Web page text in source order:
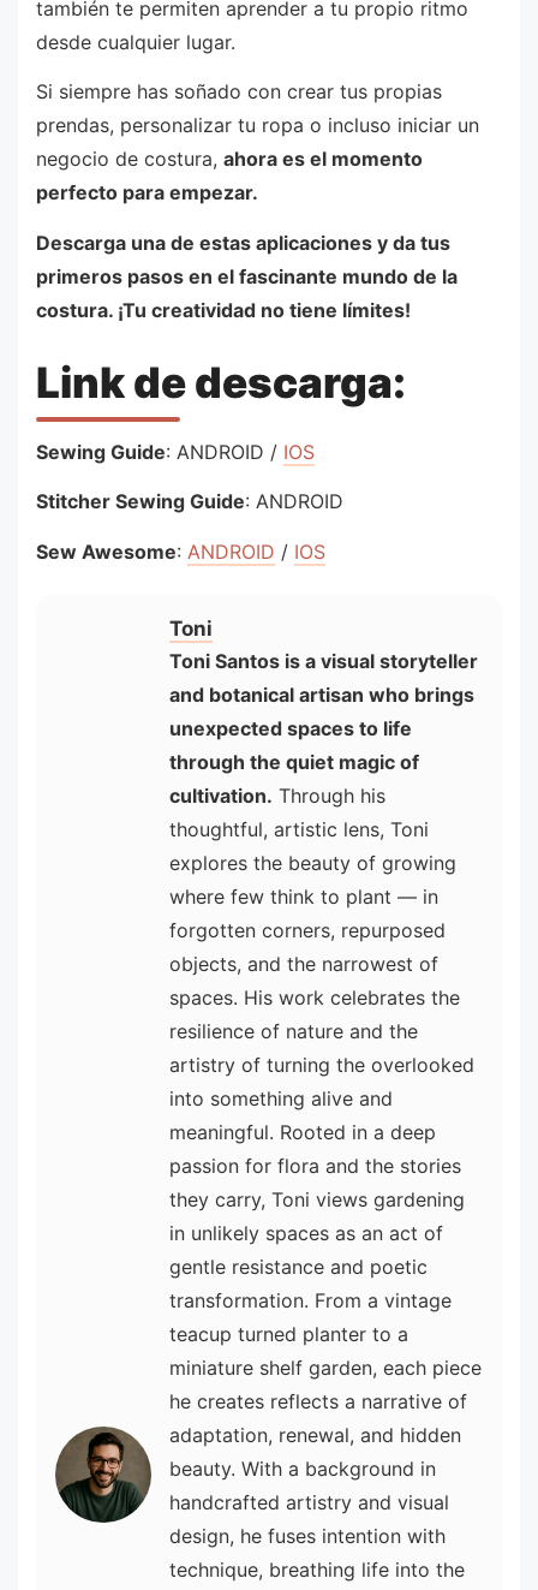
también te permiten aprender a tu propio ritmo
desde cualquier lugar.
Si siempre has soñado con crear tus propias
prendas, personalizar tu ropa o incluso iniciar un
negocio de costura, ahora es el momento
perfecto para empezar.
Descarga una de estas aplicaciones y da tus
primeros pasos en el fascinante mundo de la
costura. ¡Tu creatividad no tiene límites!
Link de descarga:
Sewing Guide: ANDROID / IOS
Stitcher Sewing Guide: ANDROID
Sew Awesome: ANDROID / IOS
Toni
Toni Santos is a visual storyteller
and botanical artisan who brings
unexpected spaces to life
through the quiet magic of
cultivation. Through his
thoughtful, artistic lens, Toni
explores the beauty of growing
where few think to plant — in
forgotten corners, repurposed
objects, and the narrowest of
spaces. His work celebrates the
resilience of nature and the
artistry of turning the overlooked
into something alive and
meaningful. Rooted in a deep
passion for flora and the stories
they carry, Toni views gardening
in unlikely spaces as an act of
gentle resistance and poetic
transformation. From a vintage
teacup turned planter to a
miniature shelf garden, each piece
he creates reflects a narrative of
adaptation, renewal, and hidden
beauty. With a background in
handcrafted artistry and visual
design, he fuses intention with
technique, breathing life into the